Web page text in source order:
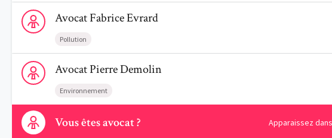
Voir le profil de AvocatFabrice Evrard
AvocatFabriceEvrard
Pollution
Voir le profil de AvocatPierre Demolin
AvocatPierreDemolin
Environnement
Vous êtes avocat ? Apparaissez
Contactez-nous